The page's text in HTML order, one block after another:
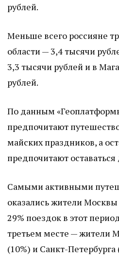
рублей.
Меньше всего россияне
области — 3,4 тысячи
3,3 тысячи рублей и в
рублей.
По данным
предпочитают
майских праздников, а
предпочитают
Самыми активными
оказались жители
29% поездок в этот
третьем месте — жители
(10%) и Санкт-